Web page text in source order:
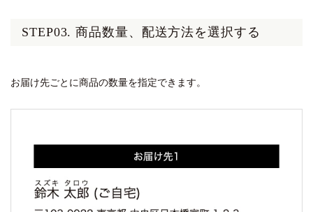
STEP03. 商品数量、配送方法を選択する
お届け先ごとに商品の数量を指定できます。